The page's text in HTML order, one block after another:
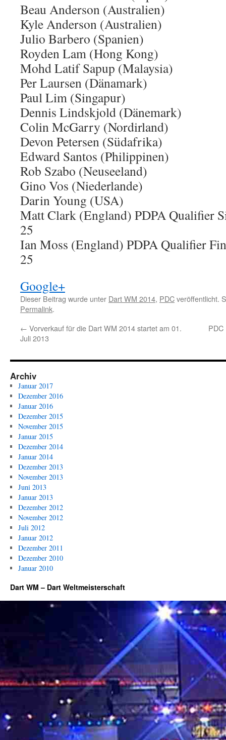
Beau Anderson (Australien)
Kyle Anderson (Australien)
Julio Barbero (Spanien)
Royden Lam (Hong Kong)
Mohd Latif Sapup (Malaysia)
Per Laursen (Dänamark)
Paul Lim (Singapur)
Dennis Lindskjold (Dänemark)
Colin McGarry (Nordirland)
Devon Petersen (Südafrika)
Edward Santos (Philippinen)
Rob Szabo (Neuseeland)
Gino Vos (Niederlande)
Darin Young (USA)
Matt Clark (England) PDPA Qualifier
25
Ian Moss (England) PDPA Qualifier
25
Google+
Dieser Beitrag wurde unter Dart WM 2014, PDCveröffentlicht.
Permalink.
← Vorverkauf für die Dart WM 2014 startet am 01.
Juli 2013
Archiv
Januar 2017
Dezember 2016
Januar 2016
Dezember 2015
November 2015
Januar 2015
Dezember 2014
Januar 2014
Dezember 2013
November 2013
Juni 2013
Januar 2013
Dezember 2012
November 2012
Juli 2012
Januar 2012
Dezember 2011
Dezember 2010
Januar 2010
Dart WM – Dart Weltmeisterschaft